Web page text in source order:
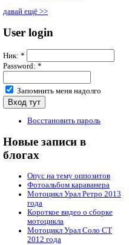
давай ещё >>
User login
Ник: *
Password: *
Запомнить меня надолго
Восстановить пароль
Новые записи в
блогах
Опус на тему оппозитов
Фотоальбом караванера
Мотоцикл Урал Ретро 2013
года
Короткое видео о сборке
мотоцикла
Мотоцикл Урал Соло СТ
2012 года